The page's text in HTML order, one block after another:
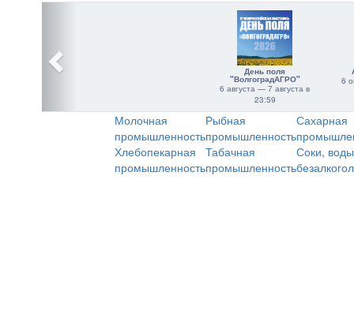
День поля
"ВолгоградАГРО"
6 августа — 7 августа в
23:59
6
Молочная
промышленность
Рыбная
промышленность
Сахарная
Хлебопекарная
промышленность
Табачная
промышленность
Соки,